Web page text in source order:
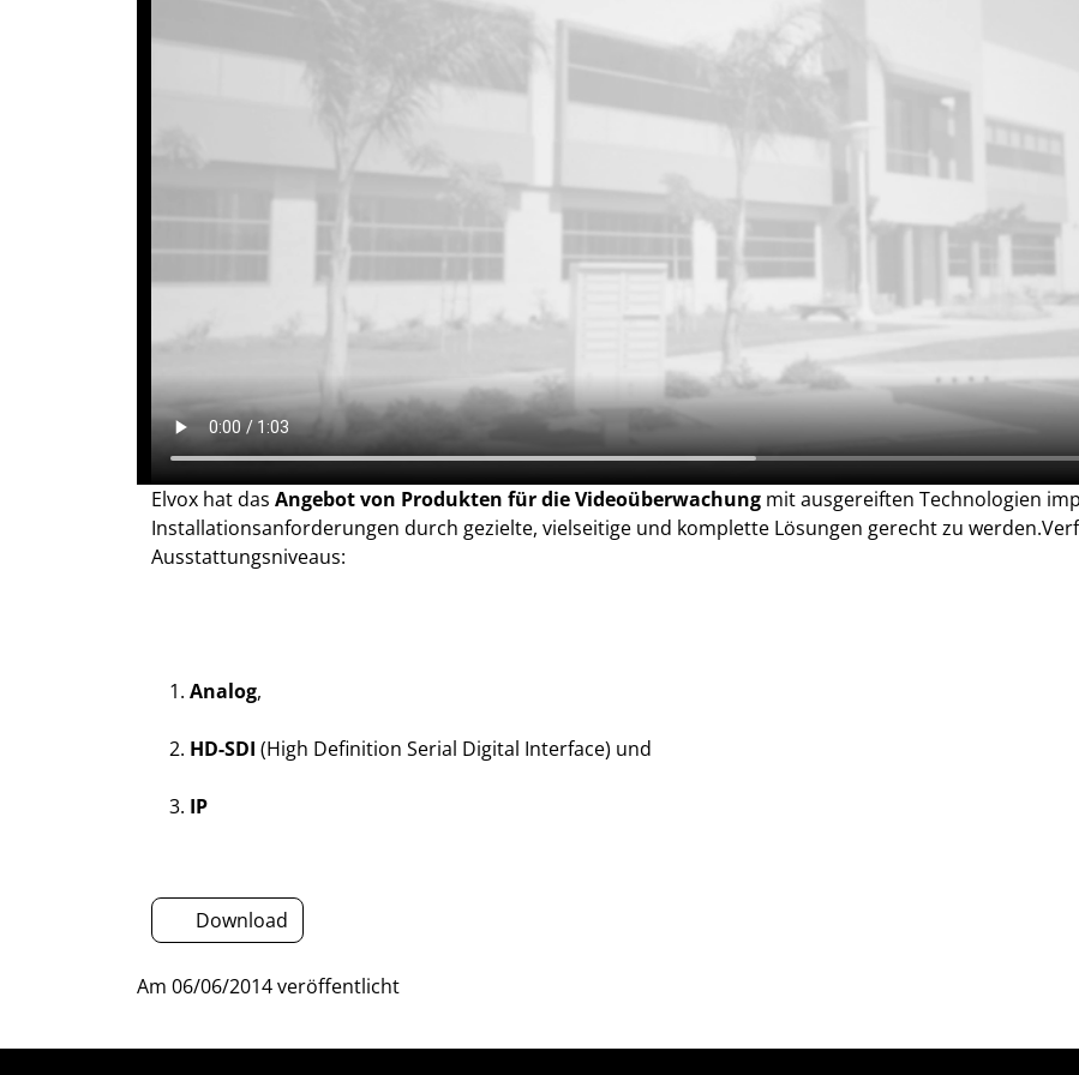
Elvox hat das Angebot von Produkten für die Videoüberwachung mit ausgereiften Technologien
Installationsanforderungen durch gezielte, vielseitige und komplette Lösungen gerecht zu
Ausstattungsniveaus:
Analog,
HD-SDI (High Definition Serial Digital Interface) und
IP
Download
Am 06/06/2014veröffentlicht